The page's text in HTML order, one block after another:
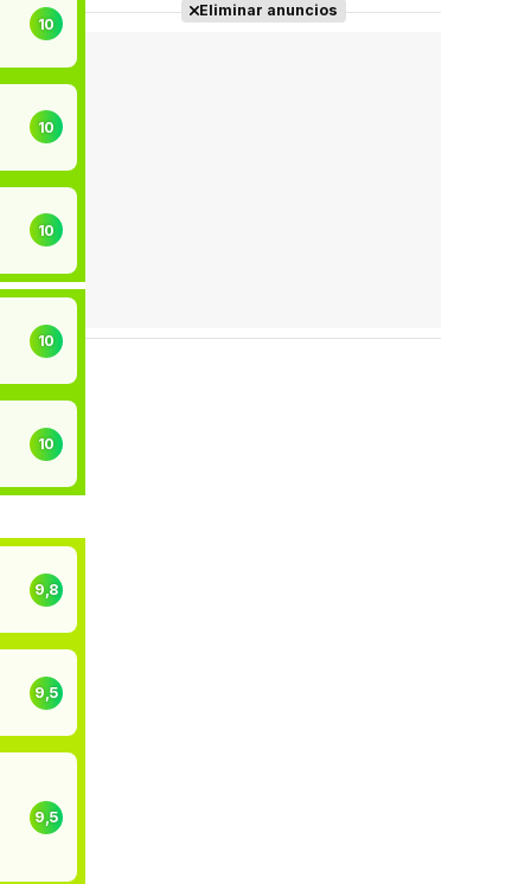
10
10
10
10
10
9,8
9,5
9,5
Eliminar anuncios